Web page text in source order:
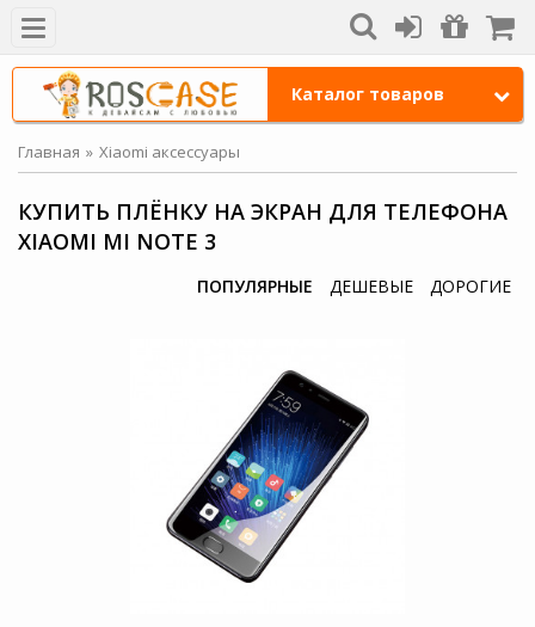
Каталог товаров
Главная Xiaomi аксессуары
КУПИТЬ ПЛЁНКУ НА ЭКРАН ДЛЯ ТЕЛЕФОНА
XIAOMI MI NOTE 3
ПОПУЛЯРНЫЕ ДЕШЕВЫЕ ДОРОГИЕ